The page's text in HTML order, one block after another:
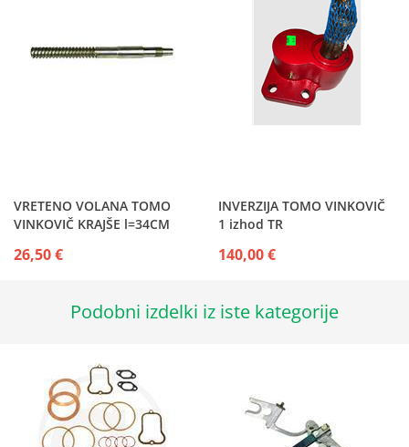
VRETENO VOLANA TOMO
VINKOVIČ KRAJŠE l=34CM
26,50 €
INVERZIJA TOMO VINKOVIČ
1 izhod TR
140,00 €
Podobni izdelki iz iste kategorije